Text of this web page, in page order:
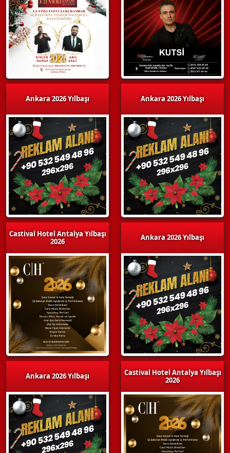
Ankara 2026 Yılbaşı
Castival Hotel Antalya Yılbaşı
2026
Ankara 2026 Yılbaşı
Ankara 2026 Yılbaşı
Ankara 2026 Yılbaşı
Castival Hotel Antalya Yılbaşı
2026